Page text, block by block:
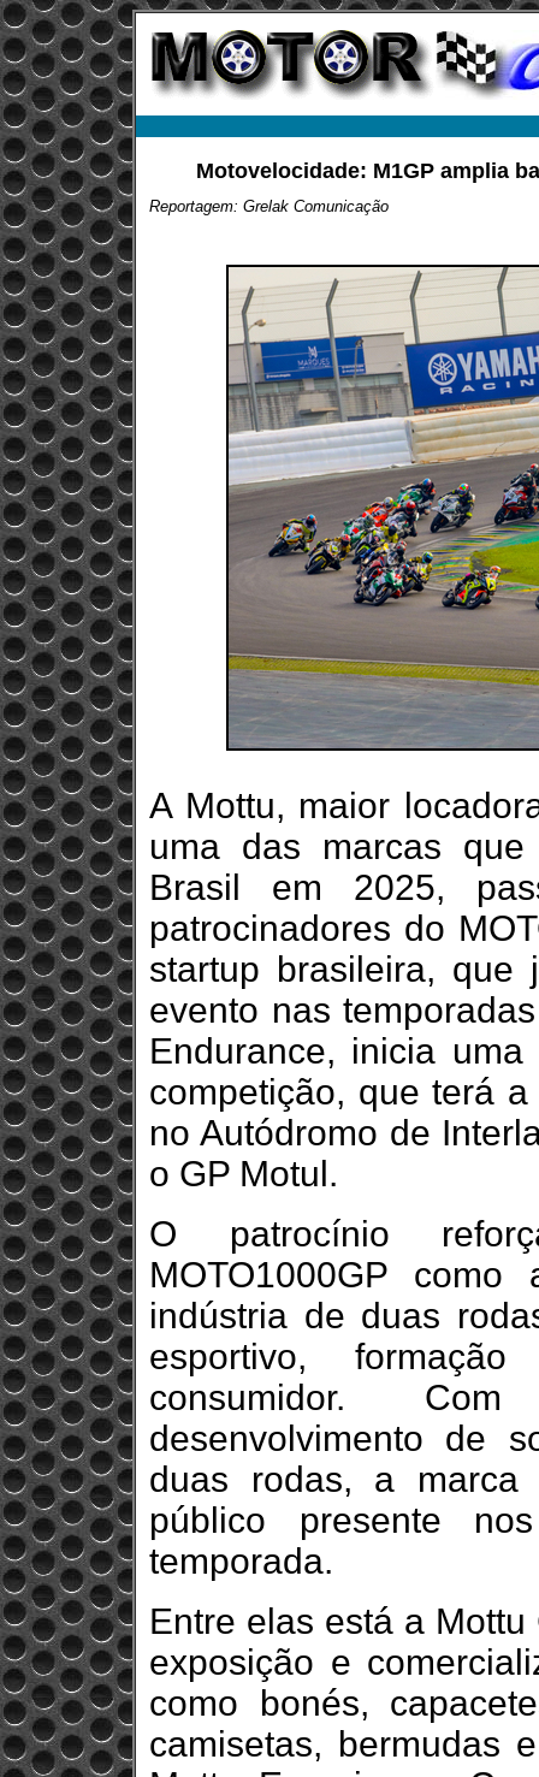
Motovelocidade: M1GP amplia
Reportagem: Grelak Comunicação
A Mottu, maior
uma das marcas
Brasil em 2025,
patrocinadores do
startup brasileira, que
evento nas
Endurance, inicia
competição, que terá
no Autódromo de
o GP Motul.
O patrocínio
MOTO1000GP
indústria de duas
esportivo,
consumidor.
desenvolvimento de
duas rodas, a marca
público presente
temporada.
Entre elas está a
exposição e
como bonés,
camisetas, bermudas